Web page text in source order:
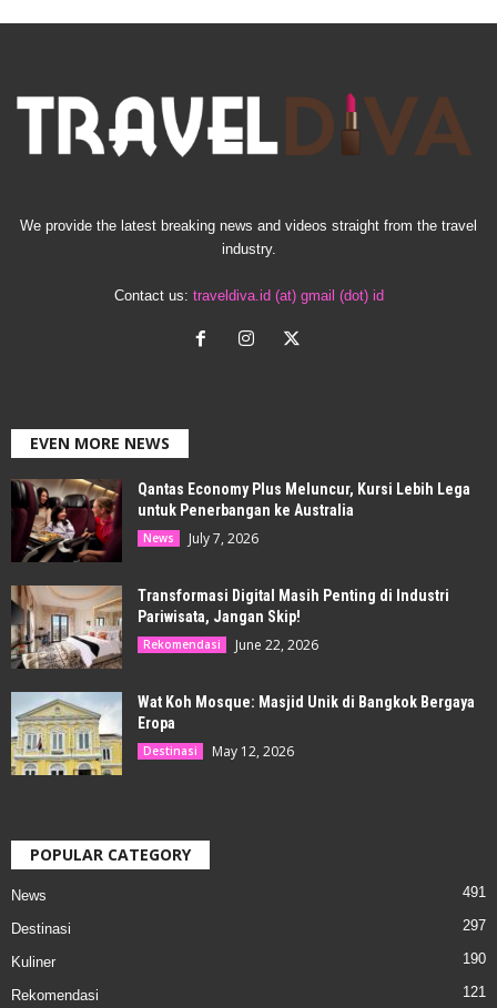
We provide the latest breaking news and videos straight from the travel
industry.
Contact us: traveldiva.id (at) gmail (dot) id
EVEN MORE NEWS
Qantas Economy Plus Meluncur, Kursi Lebih Lega
untuk Penerbangan ke Australia
News July 7, 2026
Transformasi Digital Masih Penting di Industri
Pariwisata, Jangan Skip!
Rekomendasi June 22, 2026
Wat Koh Mosque: Masjid Unik di Bangkok Bergaya
Eropa
Destinasi May 12, 2026
POPULAR CATEGORY
News 491
Destinasi 297
Kuliner 190
Rekomendasi 121